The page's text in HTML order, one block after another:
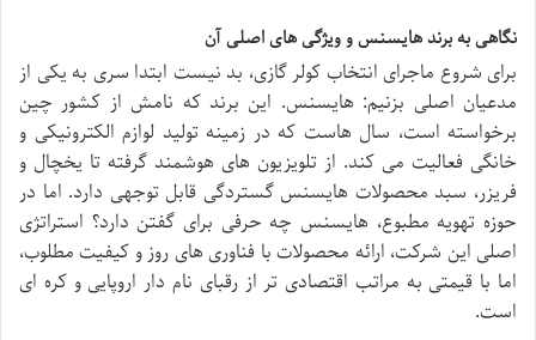
نگاهی به برند هایسنس و ویژگی های اصلی آن
برای شروع ماجرای انتخاب کولر گازی، بد نیست ابتدا سری به یکی از
مدعیان اصلی بزنیم: هایسنس. این برند که نامش از کشور چین
برخواسته است، سال هاست که در زمینه تولید لوازم الکترونیکی و
خانگی فعالیت می کند. از تلویزیون های هوشمند گرفته تا یخچال و
فریزر، سبد محصولات هایسنس گستردگی قابل توجهی دارد. اما در
حوزه تهویه مطبوع، هایسنس چه حرفی برای گفتن دارد؟ استراتژی
اصلی این شرکت، ارائه محصولات با فناوری های روز و کیفیت مطلوب،
اما با قیمتی به مراتب اقتصادی تر از رقبای نام دار اروپایی و کره ای
است.